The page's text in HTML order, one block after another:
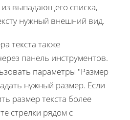
выпадающего списка,
нужный внешний вид.
текста также
панель инструментов.
параметры "Размер
нужный размер. Если
размер текста более
стрелки рядом с